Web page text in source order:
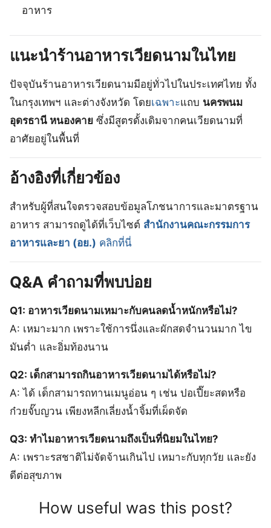
อาหาร
แนะนำร้านอาหารเวียดนามในไทย
ปัจจุบันร้านอาหารเวียดนามมีอยู่ทั่วไปในประเทศไทย ทั้ง
ในกรุงเทพฯ และต่างจังหวัด โดยเฉพาะแถบ นครพนม
อุดรธานี หนองคาย ซึ่งมีสูตรดั้งเดิมจากคนเวียดนามที่
อาศัยอยู่ในพื้นที่
อ้างอิงที่เกี่ยวข้อง
สำหรับผู้ที่สนใจตรวจสอบข้อมูลโภชนาการและมาตรฐาน
อาหาร สามารถดูได้ที่เว็บไซต์ สำนักงานคณะกรรมการ
อาหารและยา (อย.) คลิกที่นี่
Q&A คำถามที่พบบ่อย
Q1: อาหารเวียดนามเหมาะกับคนลดน้ำหนักหรือไม่?
A: เหมาะมาก เพราะใช้การนึ่งและผักสดจำนวนมาก ไข
มันต่ำ และอิ่มท้องนาน
Q2: เด็กสามารถกินอาหารเวียดนามได้หรือไม่?
A: ได้ เด็กสามารถทานเมนูอ่อน ๆ เช่น ปอเปี๊ยะสดหรือ
ก๋วยจั๊บญวน เพียงหลีกเลี่ยงน้ำจิ้มที่เผ็ดจัด
Q3: ทำไมอาหารเวียดนามถึงเป็นที่นิยมในไทย?
A: เพราะรสชาติไม่จัดจ้านเกินไป เหมาะกับทุกวัย และยัง
ดีต่อสุขภาพ
How useful was this post?